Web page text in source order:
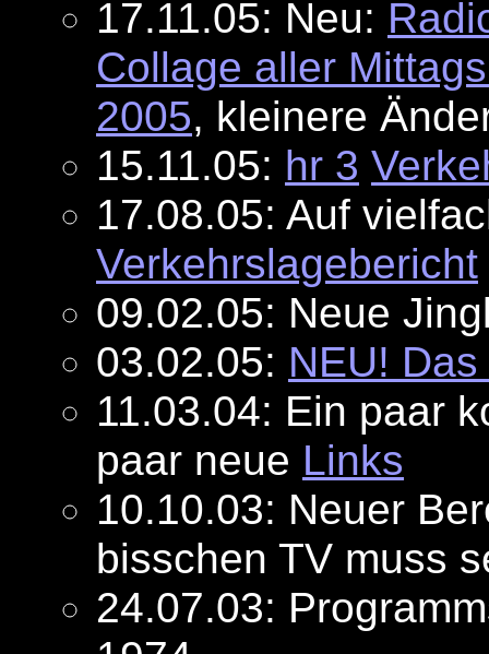
17.11.05: Neu:
Collage aller
2005, kleinere
15.11.05: hr 3
17.08.05: Auf
Verkehrslagebericht
09.02.05: Neue
03.02.05: NEU!
11.03.04: Ein paar
paar neue Links
10.10.03: Neuer
bisschen TV muss
24.07.03: